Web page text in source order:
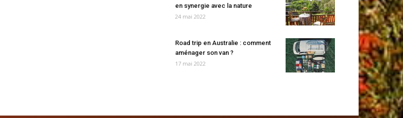
en synergie avec la nature
24 mai 2022
Road trip en Australie : comment
aménager son van ?
17 mai 2022